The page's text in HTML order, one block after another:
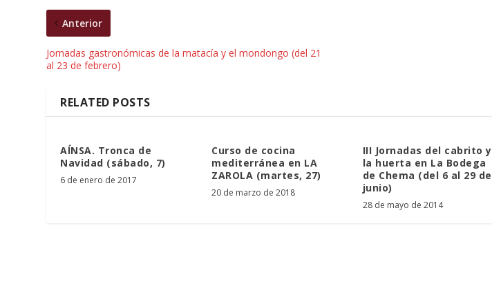
Anterior
Jornadas gastronómicas de la matacía y el mondongo (del 21
al 23 de febrero)
RELATED POSTS
AÍNSA. Tronca de
Navidad (sábado, 7)
6 de enero de 2017
Curso de cocina
mediterránea en LA
ZAROLA (martes, 27)
20 de marzo de 2018
III Jornadas del cabrito y
la huerta en La Bodega
de Chema (del 6 al 29 de
junio)
28 de mayo de 2014